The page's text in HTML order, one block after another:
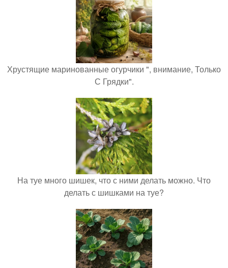
Хрустящие маринованные огурчики ", внимание, Только
С Грядки".
На туе много шишек, что с ними делать можно. Что
делать с шишками на туе?